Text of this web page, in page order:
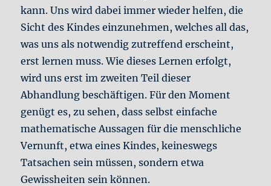
kann. Uns wird dabei immer wieder helfen, die
Sicht des Kindes einzunehmen, welches all das,
was uns als notwendig zutreffend erscheint,
erst lernen muss. Wie dieses Lernen erfolgt,
wird uns erst im zweiten Teil dieser
Abhandlung beschäftigen. Für den Moment
genügt es, zu sehen, dass selbst einfache
mathematische Aussagen für die menschliche
Vernunft, etwa eines Kindes, keineswegs
Tatsachen sein müssen, sondern etwa
Gewissheiten sein können.